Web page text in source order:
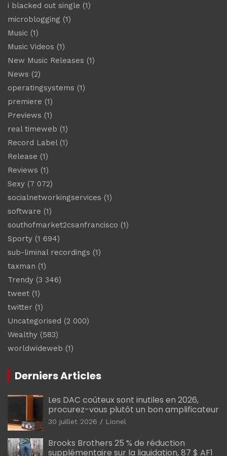
i blacked out single (1)
microblogging (1)
Music (1)
Music Videos (1)
New Music Releases (1)
News (2)
operatingsystems (1)
premiere (1)
Previews (1)
real timeweb (1)
Record Label(1)
Release (1)
Reviews (1)
Sexy (7 072)
socialnetworkingservices (1)
software (1)
southofmarket2csanfrancisco (1)
Sporty (1 694)
sub-liminal recordings (1)
taxman (1)
Trendy (3 346)
tweet (1)
twitter (1)
Uncategorised (2 000)
Wealthy (583)
worldwideweb (1)
Derniers Articles
Les DAC coûteux sont inutiles en 2026,
procurez-vous plutôt un bon amplificateur
30 juillet 2026 Lionel
Brooks Brothers 25 % de réduction
supplémentaire sur la liquidation, 87 $ AF1